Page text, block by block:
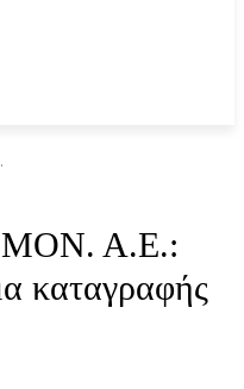
Α.Ε.:
καταγραφής